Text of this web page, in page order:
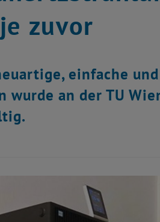
zuvor
einfache
wurde an der TU